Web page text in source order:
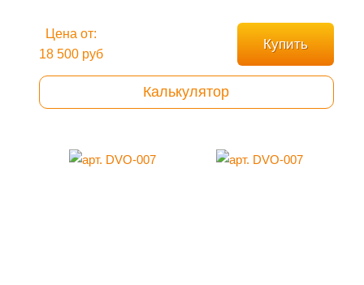
Цена от:
18 500 руб
Купить
Калькулятор